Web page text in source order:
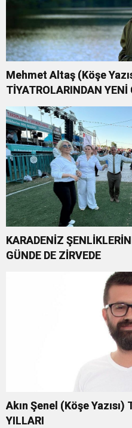
Mehmet Altaş (Köşe
TİYATROLARINDAN
KOMEDİSİ
KARADENİZ
GÜNDE DE ZİRVEDE
Akın Şenel (Köşe Yazısı)
YILLARI